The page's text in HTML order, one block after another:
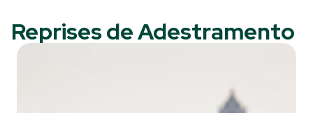
Reprises de Adestramento